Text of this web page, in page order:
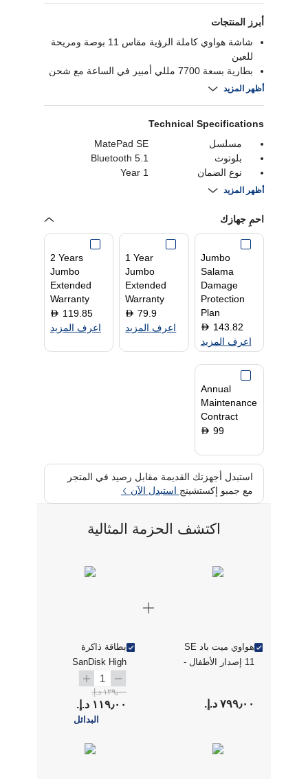
أبرز المنتجات
شاشة هواوي كاملة الرؤية مقاس 11 بوصة ومريحة
للعين
بطارية بسعة 7700 مللي أمبير في الساعة مع شحن
بقدرة 22.5 واط
أظهر المزيد
Technical Specifications
مسلسل
MatePad SE
بلوتوث
Bluetooth 5.1
نوع الضمان
1 Year
نواة المعالج
شاشة لمسية
والحواسيب "
حجم الشاشة
11 Inch
الكاميرا الخلفية
8 MP
قدرة البطارية
7700 mAh
الاتصال
WiFi Only
نظام التشغيل
نظام التشغيل هارموني
سعة التخزين
أظهر المزيد
احمِ جهازك
Jumbo
Salama
Damage
Protection
Plan
D 143.82
اعرف المزيد
1 Year
Jumbo
Extended
Warranty
D 79.9
اعرف المزيد
2 Years
Jumbo
Extended
Warranty
D 119.85
اعرف المزيد
Annual
Maintenance
Contract
D 99
استبدل أجهزتك القديمة مقابل رصيد في المتجر
مع جمبو إكستشينج استبدل الآن
اكتشف الحزمة المثالية
هواوي ميت باد SE
11 إصدار الأطفال -
٧٩٩٫٠٠ د.إ.‏
بطاقة ذاكرة
SanDisk High
Endurance
64GB
1
١١٩٫٠٠ د.إ.‏
١٢٩٫٠٠ د.إ.‏
البدائل